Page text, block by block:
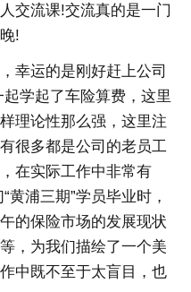
交流课!交流真的是一门
!
幸运的是刚好赶上公司
学起了车险算费，这里
理论性那么强，这里注
很多都是公司的老员工
在实际工作中非常有
浦三期”学员毕业时，
的保险市场的发展现状
，为我们描绘了一个美
中既不至于太盲目，也